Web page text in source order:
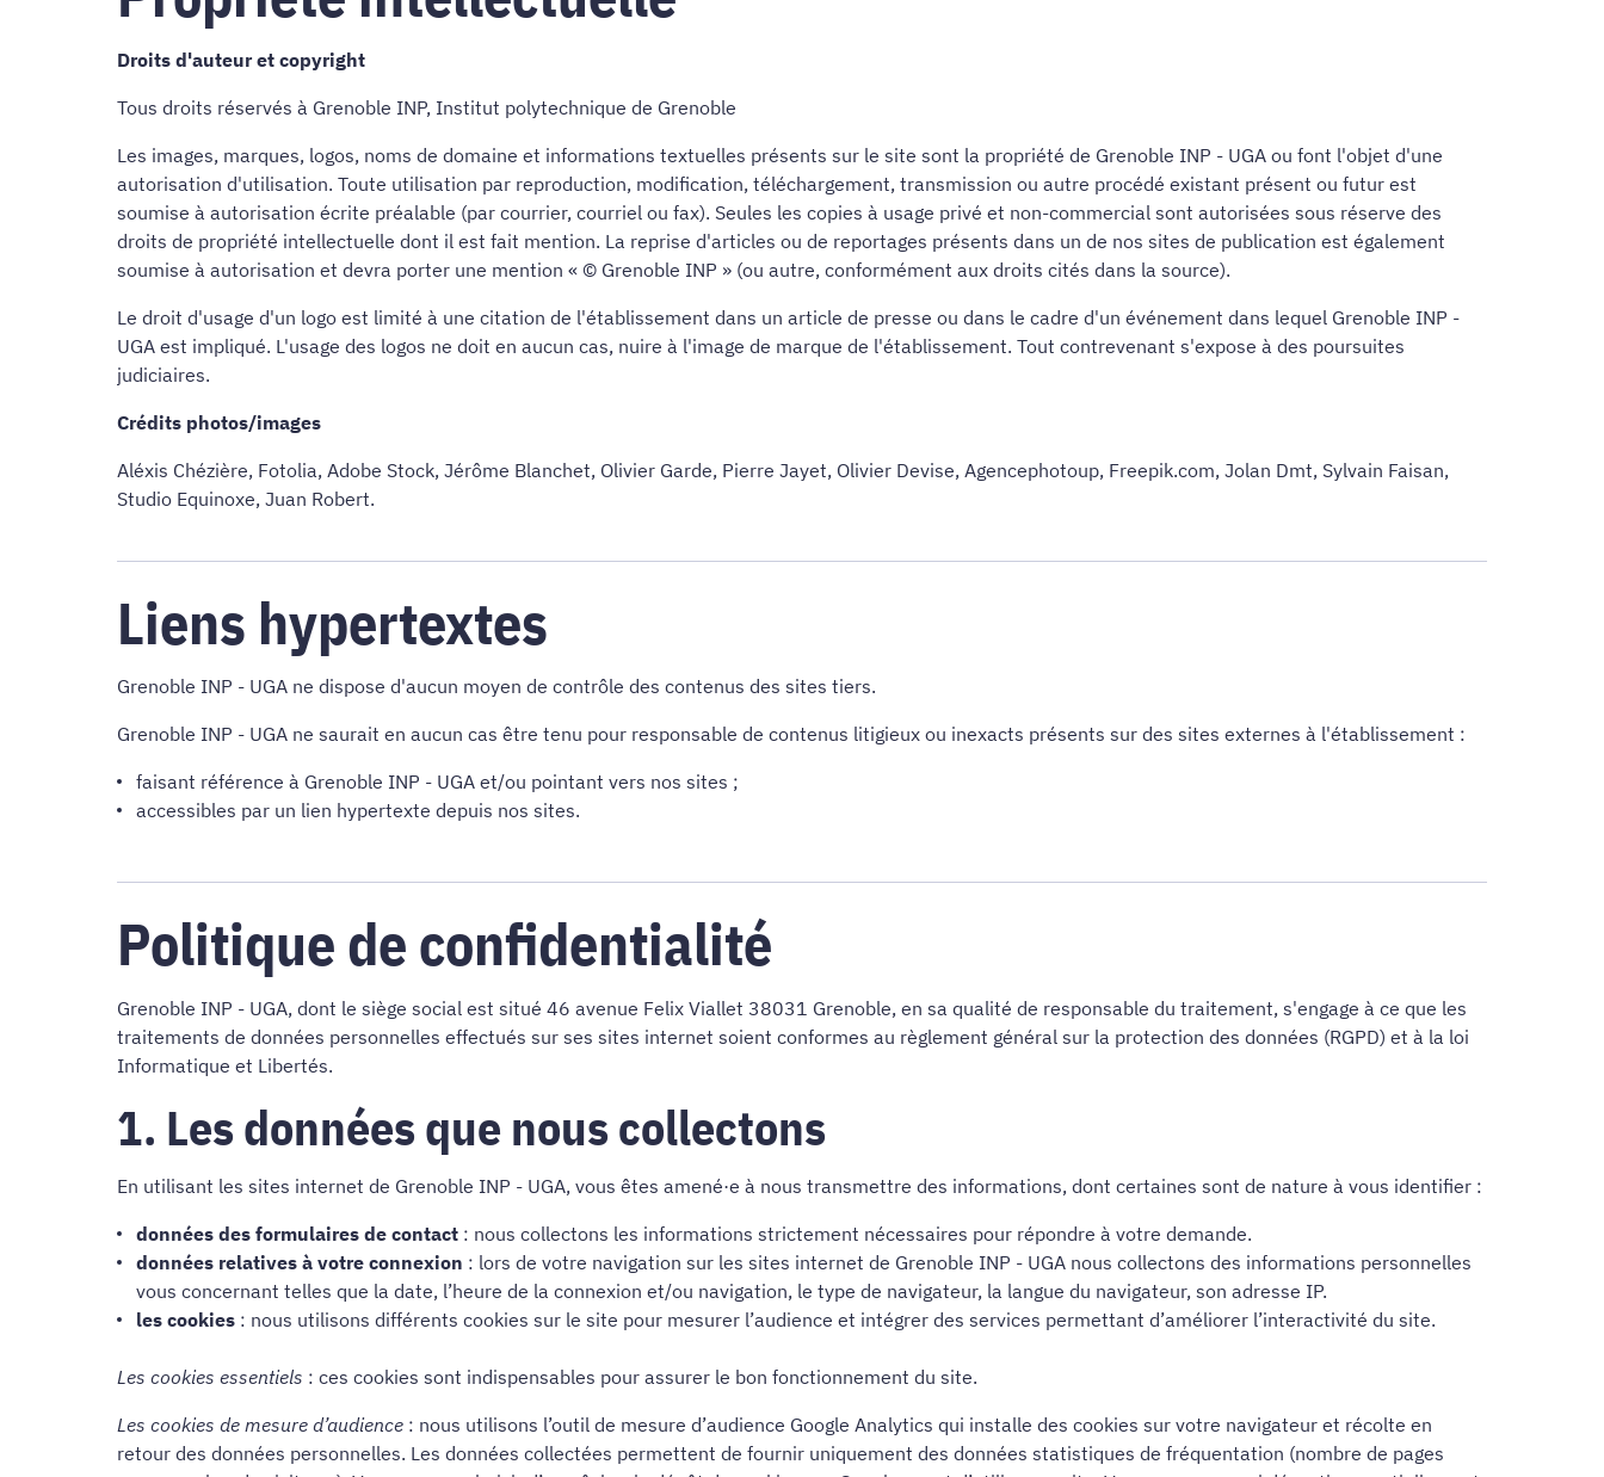
Droits d'auteur et copyright
Tous droits réservés à Grenoble INP, Institut polytechnique de Grenoble
Les images, marques, logos, noms de domaine et informations textuelles présents sur le site sont la propriété de Grenoble INP - UGA ou font l'objet d'une
autorisation d'utilisation. Toute utilisation par reproduction, modification, téléchargement, transmission ou autre procédé existant présent ou futur est
soumise à autorisation écrite préalable (par courrier, courriel ou fax). Seules les copies à usage privé et non-commercial sont autorisées sous réserve des
droits de propriété intellectuelle dont il est fait mention. La reprise d'articles ou de reportages présents dans un de nos sites de publication est également
soumise à autorisation et devra porter une mention « © Grenoble INP » (ou autre, conformément aux droits cités dans la source).
Le droit d'usage d'un logo est limité à une citation de l'établissement dans un article de presse ou dans le cadre d'un événement dans lequel Grenoble INP -
UGA est impliqué. L'usage des logos ne doit en aucun cas, nuire à l'image de marque de l'établissement. Tout contrevenant s'expose à des poursuites
judiciaires.
Crédits photos/images
Aléxis Chézière, Fotolia, Adobe Stock, Jérôme Blanchet, Olivier Garde, Pierre Jayet, Olivier Devise, Agencephotoup, Freepik.com, Jolan Dmt, Sylvain Faisan,
Studio Equinoxe, Juan Robert.
Liens hypertextes
Grenoble INP - UGA ne dispose d'aucun moyen de contrôle des contenus des sites tiers.
Grenoble INP - UGA ne saurait en aucun cas être tenu pour responsable de contenus litigieux ou inexacts présents sur des sites externes à l'établissement :
faisant référence à Grenoble INP - UGA et/ou pointant vers nos sites ;
accessibles par un lien hypertexte depuis nos sites.
Politique de confidentialité
Grenoble INP - UGA, dont le siège social est situé 46 avenue Felix Viallet 38031 Grenoble, en sa qualité de responsable du traitement, s'engage à ce que les
traitements de données personnelles effectués sur ses sites internet soient conformes au règlement général sur la protection des données (RGPD) et à la loi
Informatique et Libertés.
1. Les données que nous collectons
En utilisant les sites internet de Grenoble INP - UGA, vous êtes amené·e à nous transmettre des informations, dont certaines sont de nature à vous identifier :
données des formulaires de contact : nous collectons les informations strictement nécessaires pour répondre à votre demande.
données relatives à votre connexion : lors de votre navigation sur les sites internet de Grenoble INP - UGA nous collectons des informations personnelles
vous concernant telles que la date, l’heure de la connexion et/ou navigation, le type de navigateur, la langue du navigateur, son adresse IP.
les cookies : nous utilisons différents cookies sur le site pour mesurer l’audience et intégrer des services permettant d’améliorer l’interactivité du site.
Les cookies essentiels : ces cookies sont indispensables pour assurer le bon fonctionnement du site.
Les cookies de mesure d’audience : nous utilisons l’outil de mesure d’audience Google Analytics qui installe des cookies sur votre navigateur et récolte en
retour des données personnelles. Les données collectées permettent de fournir uniquement des données statistiques de fréquentation (nombre de pages